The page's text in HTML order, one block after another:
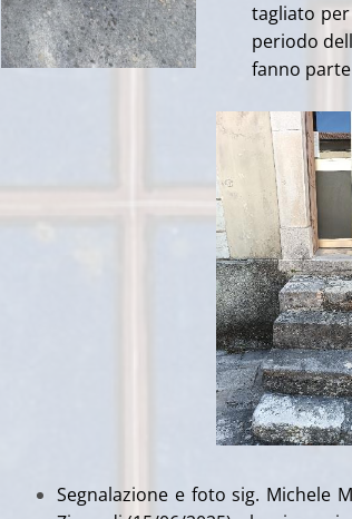
tagliato
periodo
fanno
Segnalazione e foto sig. Michele